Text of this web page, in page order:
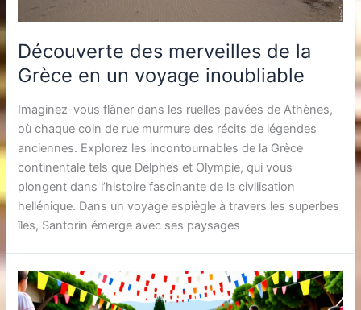
Découverte des merveilles de la
Grèce en un voyage inoubliable
Imaginez-vous flâner dans les ruelles pavées de Athènes,
où chaque coin de rue murmure des récits de légendes
anciennes. Explorez les incontournables de la Grèce
continentale tels que Delphes et Olympie, qui vous
plongent dans l’histoire fascinante de la civilisation
hellénique. Dans un voyage espiègle à travers les superbes
îles, Santorin émerge avec ses paysages